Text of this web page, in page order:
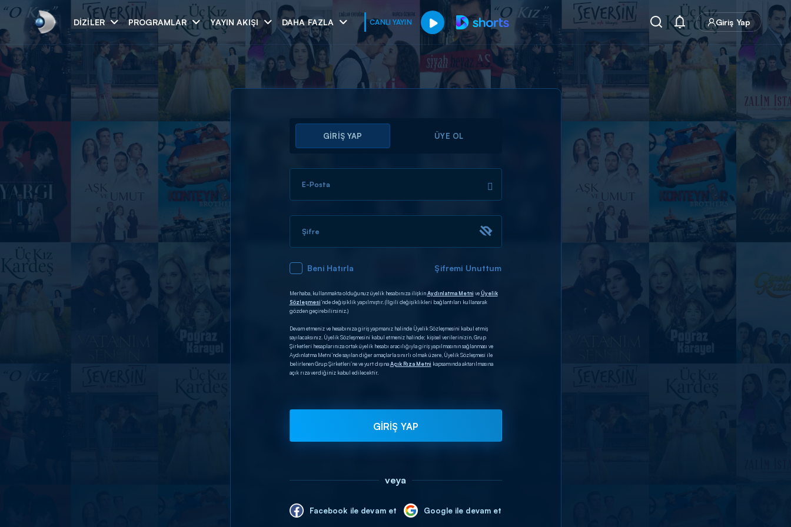
DIZILER PROGRAMLAR YAYIN AKIŞI DAHA FAZLA CANLI YAYIN Giriş Yap
Arama
ARAMA SONUÇLARI
GİRİŞ YAP ÜYE OL
E-Posta
Şifre
Beni Hatırla Şifremi Unuttum
Merhaba, kullanmakta olduğunuz üyelik hesabınıza ilişkinAydınlatma Metni veÜyelik
Sözleşmesi’nde değişiklik yapılmıştır. (İlgili değişiklikleri bağlantıları kullanarak
gözden geçirebilirsiniz.)
Devam etmeniz ve hesabınıza giriş yapmanız halinde Üyelik Sözleşmesini kabul etmiş
sayılacaksınız. Üyelik Sözleşmesini kabul etmeniz halinde; kişisel verilerinizin, Grup
Şirketleri hesaplarınıza ortak üyelik hesabı aracılığıyla giriş yapılmasının sağlanması ve
Aydınlatma Metni’nde sayılan diğer amaçlarla sınırlı olmak üzere, Üyelik Sözleşmesi ile
belirlenen Grup Şirketleri’ne ve yurt dışınaAçık Rıza Metni kapsamında aktarılmasına
açık rıza verdiğiniz kabul edilecektir.
GİRİŞ YAP
veya
Facebook ile devam et Google ile devam et